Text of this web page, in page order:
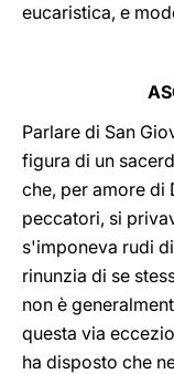
eucaristica, e
Parlare di San
figura di un
che, per amore di
peccatori, si
s'imponeva rudi
rinunzia di se
non è
questa via
ha disposto che